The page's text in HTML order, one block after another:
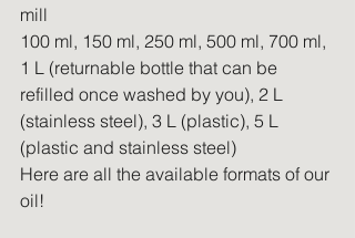
mill
100 ml, 150 ml, 250 ml, 500 ml, 700 ml,
1 L (returnable bottle that can be
refilled once washed by you), 2 L
(stainless steel), 3 L (plastic), 5 L
(plastic and stainless steel)
Here are all the available formats of our
oil!